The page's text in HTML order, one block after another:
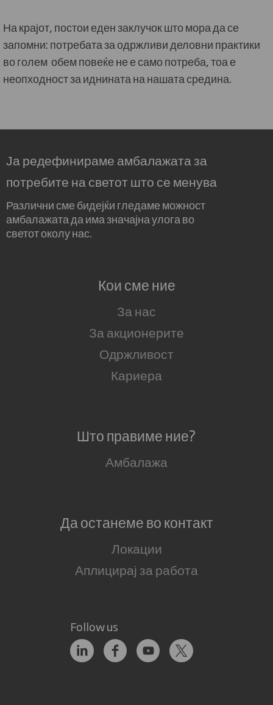
На крајот, постои еден заклучок што мора да се
запомни: потребата за одржливи деловни практики
во голем обем повеќе не е само потреба, тоа е
неопходност за иднината на нашата средина.
Ја редефинираме амбалажата за
потребите на светот што се менува
Различни сме бидејќи гледаме можност
амбалажата да има значајна улога во
светот околу нас.
Кои сме ние
За нас
За акционерите
Одржливост
Кариера
Што правиме ние?
Амбалажа
Да останеме во контакт
Локации
Аплицирај за работа
Follow us